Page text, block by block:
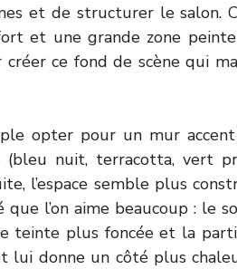
et de structurer le salon.
et une grande zone
ce fond de scène qui
opter pour un mur
(bleu nuit, terracotta, vert
l’espace semble plus
l’on aime beaucoup : le
teinte plus foncée et la
lui donne un côté plus